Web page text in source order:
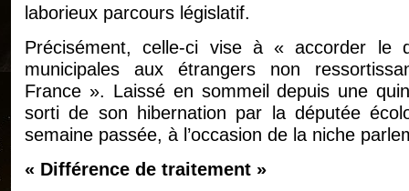
laborieux parcours législatif.
Précisément, celle-ci vise à « accorder le
municipales aux étrangers non
France ». Laissé en sommeil depuis une
sorti de son hibernation par la députée
semaine passée, à l’occasion de la niche
« Différence de traitement »